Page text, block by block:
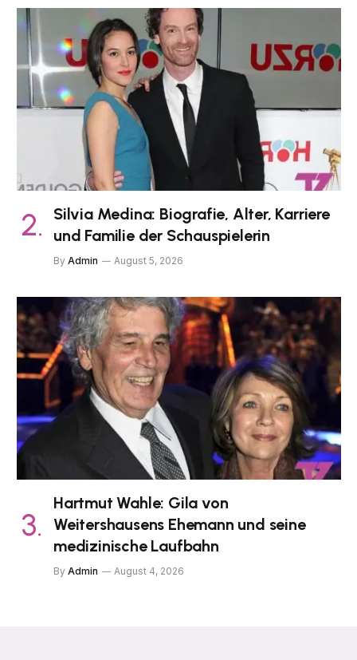
Silvia Medina: Biografie, Alter, Karriere
und Familie der Schauspielerin
By Admin August 5, 2026
Hartmut Wahle: Gila von
Weitershausens Ehemann und seine
medizinische Laufbahn
By Admin August 4, 2026